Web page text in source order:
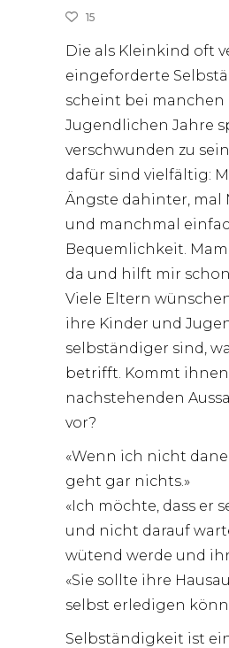
15
Die als Kleinkind oft
eingeforderte
scheint bei manchen
Jugendlichen Jahre
verschwunden zu
dafür sind vielfältig:
Ängste dahinter, mal
und manchmal
Bequemlichkeit.
da und hilft mir
Viele Eltern
ihre Kinder und
selbständiger sind,
betrifft. Kommt
nachstehenden
vor?
«Wenn ich nicht
geht gar nichts.»
«Ich möchte, dass er
und nicht darauf
wütend werde und
«Sie sollte ihre
selbst erledigen
Selbständigkeit ist